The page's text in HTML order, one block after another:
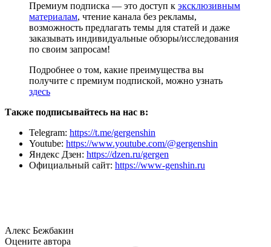
Премиум подписка — это доступ к эксклюзивным
материалам, чтение канала без рекламы,
возможность предлагать темы для статей и даже
заказывать индивидуальные обзоры/исследования
по своим запросам!
Подробнее о том, какие преимущества вы
получите с премиум подпиской, можно узнать
здесь
Также подписывайтесь на нас в:
Telegram: https://t.me/gergenshin
Youtube: https://www.youtube.com/@gergenshin
Яндекс Дзен: https://dzen.ru/gergen
Официальный сайт: https://www-genshin.ru
Алекс Бежбакин
Оцените автора